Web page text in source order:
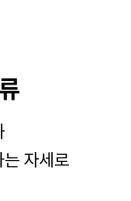
는 자세로